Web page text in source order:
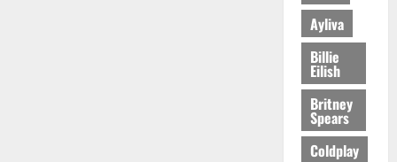
Ayliva
Billie
Eilish
Britney
Spears
Coldplay